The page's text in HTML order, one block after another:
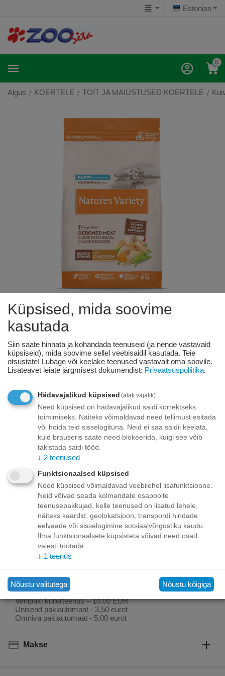
Estonian
0
Algus / KOERTELE / TOIT JA MAIUSTUSED KOERTELE /
KODS: 967035
NATURES VARIETY KOERA
TERVISLIK TERAVILJA KUTSIKAS
KESKMINE/MAXI 10 KG -
keskmise/suure tõuga kutsikatele
4 tk. tarnija laos
31
saadaval:
+ Korvis
Lisage sooviloendisse Esita küsimus
Kohaletoimetamine
Tasuta kohaletoimetamine teie ukse taha tellimustele üle
70.00 euro!
Saatmiskulud kuni 69,99 eurot:
Venipaki kullerteenus – 10.00 EUR
Unisend pakiautomaat - 3,50 eurot
Omniva pakiautomaat - 5,00 eurot
Makse
Küpsised, mida soovime
kasutada
Siin saate hinnata ja kohandada teenuseid (ja nende vastavaid
küpsiseid), mida soovime sellel veebisaidil kasutada. Teie
otsustate! Lubage või keelake teenused vastavalt oma soovile.
Lisateavet leiate järgmisest dokumendist: Privaatsuspoliitika.
Hädavajalikud küpsised (alati vajalik)
Need küpsised on hädavajalikud saidi korrektseks
toimimiseks. Näiteks võimaldavad need tellimust esitada
või hoida teid sisselogituna. Neid ei saa saidil keelata,
kuid brauseris saate need blokeerida, kuigi see võib
takistada saidi tööd.
↓ 2 teenused
Funktsionaalsed küpsised
Need küpsised võimaldavad veebilehel lisafunktsioone.
Neid võivad seada kolmandate osapoolte
teenusepakkujad, kelle teenused on lisatud lehele,
näiteks kaardid, geolokatsioon, transpordi hindade
eelvaade või sisselogimine sotsiaalvõrgustiku kaudu.
Ilma funktsionaalsete küpsisteta võivad need osad
valesti töötada.
↓ 1 teenus
Nõustu valitutega Nõustu kõigiga